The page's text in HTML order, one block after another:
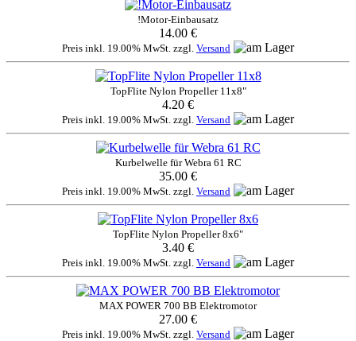
!Motor-Einbausatz
14.00 €
Preis inkl. 19.00% MwSt. zzgl. Versand
TopFlite Nylon Propeller 11x8"
4.20 €
Preis inkl. 19.00% MwSt. zzgl. Versand
Kurbelwelle für Webra 61 RC
35.00 €
Preis inkl. 19.00% MwSt. zzgl. Versand
TopFlite Nylon Propeller 8x6"
3.40 €
Preis inkl. 19.00% MwSt. zzgl. Versand
MAX POWER 700 BB Elektromotor
27.00 €
Preis inkl. 19.00% MwSt. zzgl. Versand